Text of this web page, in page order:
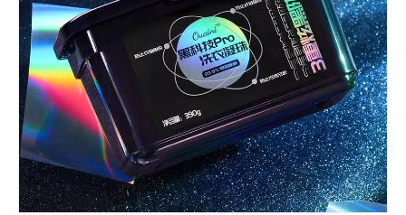
The Future of Clean: Hvorfor plantebaserte oppvaskmaskinkapsler er populære i 2026
Oppvaskmaskin Pods Vs Powder: En ekspertguide for å velge det beste vaskemiddelet
Den definitive guiden for å velge de beste oppvaskmaskinkapslene for glass og delikate gjenstander
Mastering Sustainable Clean: The Expert's Guide to Eco Laundry Detergent Sheets
Den ultimate guiden til å identifisere vaskekapsler av høy kvalitet: en industrieksperts perspektiv
Fremtiden for bærekraftig rengjøring: Hvorfor refillbutikker omfavner utpakkede vaskemiddelark
Velge de beste vaskerensetablettene for hardt vann
Vaskeputer vs. flytende vaskemiddel: Hva er det riktige valget for klesvasken din?
Slik bruker du vaskerom på riktig måte: Ekspertinnsikt fra en ledende produsent av vaskerom i Kina